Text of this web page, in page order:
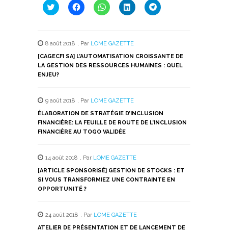
Cliquez
pour
une
fenêtre)
Cliquez
pour
une
fenêtre)
Cliquez
pour
une
fenêtre)
Cliquez
pour
une
fenêtre)
Cliquez
pour
fenêtre)
8 août 2018 Par LOME GAZETTE
[CAGECFI SA] L’AUTOMATISATION CROISSANTE DE
LA GESTION DES RESSOURCES HUMAINES : QUEL
ENJEU?
9 août 2018 Par LOME GAZETTE
ÉLABORATION DE STRATÉGIE D’INCLUSION
FINANCIÈRE: LA FEUILLE DE ROUTE DE L’INCLUSION
FINANCIÈRE AU TOGO VALIDÉE
14 août 2018 Par LOME GAZETTE
[ARTICLE SPONSORISÉ] GESTION DE STOCKS : ET
SI VOUS TRANSFORMIEZ UNE CONTRAINTE EN
OPPORTUNITÉ ?
24 août 2018 Par LOME GAZETTE
ATELIER DE PRÉSENTATION ET DE LANCEMENT DE